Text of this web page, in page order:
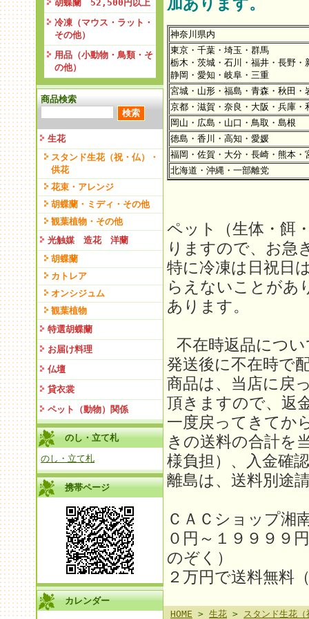
胡蝶蘭 52,500円以上
冷凍（マウス・ラット・
その他）
用品（小動物・鳥類・そ
の他）
商品検索
生花
スタンド生花（祝・仏）・
供花
花束・アレンジ
胡蝶蘭・ミディ・その他
観葉植物・その他
光触媒 造花 洋蘭
胡蝶蘭
カトレア
オンシジュム
観葉植物
特選胡蝶蘭
お届け料理
仏壇
貸衣裳
ペット（動物）関係
のし・立て札
のし・立て札
携帯ページ
カレンダー
神奈川県内
東京・千葉・埼玉・群馬
栃木・茨城・石川・福井・長野・
静岡・愛知・岐阜・三重
宮城・山形・福島・青森・秋田・
京都・滋賀・奈良・大阪・兵庫・
岡山・広島・山口・鳥取・島根
徳島・香川・高知・愛媛
福岡・佐賀・大分・長崎・熊本・
北海道・沖縄・一部離党
ペット（生体・餌
りますので、お急
特に冷凍は日祝日
らえないことがあ
あります。
不在時返品につ
発送後に不在時で
商品は、当店に戻
頂きますので、返
一度戻ってきてか
きの送料の合計を
様負担）、入金確
離島は、送料別途
ＣＡＣショップ湘
０円～１９９９９
のぞく）
２万円で送料無料
HOME > 生花 > スタンド生花